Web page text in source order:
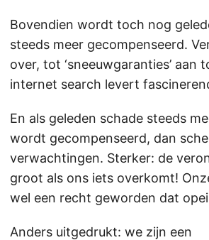
Bovendien wordt toch nog
steeds meer gecompenseerd.
over, tot ‘sneeuwgaranties’ aan
internet search levert
En als geleden schade steeds
wordt gecompenseerd, dan
verwachtingen. Sterker: de
groot als ons iets overkomt!
wel een recht geworden dat
Anders uitgedrukt: we zijn een